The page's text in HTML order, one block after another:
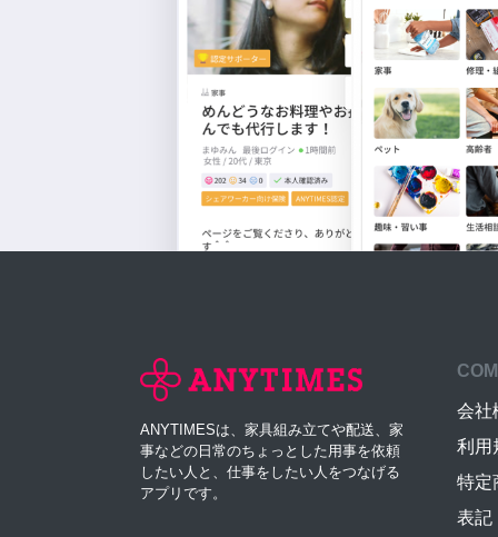
ANYTIMESは、家具組み立てや配送、家
事などの日常のちょっとした用事を依頼
したい人と、仕事をしたい人をつなげる
アプリです。
会社
利用
特定
表記